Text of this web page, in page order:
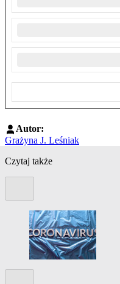
Autor:
Grażyna J. Leśniak
Czytaj także